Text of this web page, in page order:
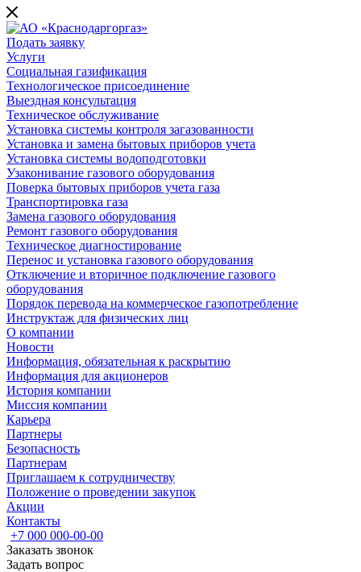
Подать заявку
Услуги
Социальная газификация
Технологическое присоединение
Выездная консультация
Техническое обслуживание
Установка системы контроля загазованности
Установка и замена бытовых приборов учета
Установка системы водоподготовки
Узаконивание газового оборудования
Поверка бытовых приборов учета газа
Транспортировка газа
Замена газового оборудования
Ремонт газового оборудования
Техническое диагностирование
Перенос и установка газового оборудования
Отключение и вторичное подключение газового
оборудования
Порядок перевода на коммерческое газопотребление
Инструктаж для физических лиц
О компании
Новости
Информация, обязательная к раскрытию
Информация для акционеров
История компании
Миссия компании
Карьера
Партнеры
Безопасность
Партнерам
Приглашаем к сотрудничеству
Положение о проведении закупок
Акции
Контакты
+7 000 000-00-00
Заказать звонок
Задать вопрос